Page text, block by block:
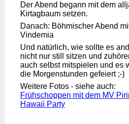
Der Abend begann mit dem
Kirtagbaum setzen.
Danach: Böhmischer Abend
Vindemia
Und natürlich, wie sollte es
nicht nur still sitzen und
auch selbst mitspielen und es
die Morgenstunden gefeiert ;-)
Weitere Fotos - siehe auch:
Frühschoppen mit dem MV
Hawaii Party